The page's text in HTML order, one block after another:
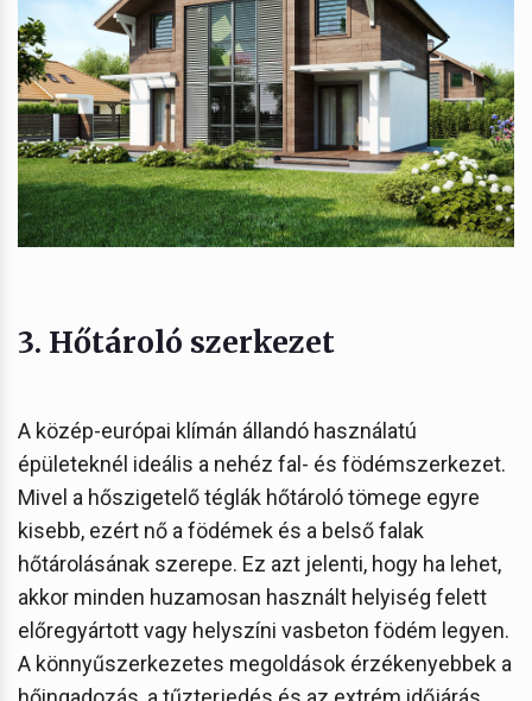
3. Hőtároló szerkezet
A közép-európai klímán állandó használatú
épületeknél ideális a nehéz fal- és födémszerkezet.
Mivel a hőszigetelő téglák hőtároló tömege egyre
kisebb, ezért nő a födémek és a belső falak
hőtárolásának szerepe. Ez azt jelenti, hogy ha lehet,
akkor minden huzamosan használt helyiség felett
előregyártott vagy helyszíni vasbeton födém legyen.
A könnyűszerkezetes megoldások érzékenyebbek a